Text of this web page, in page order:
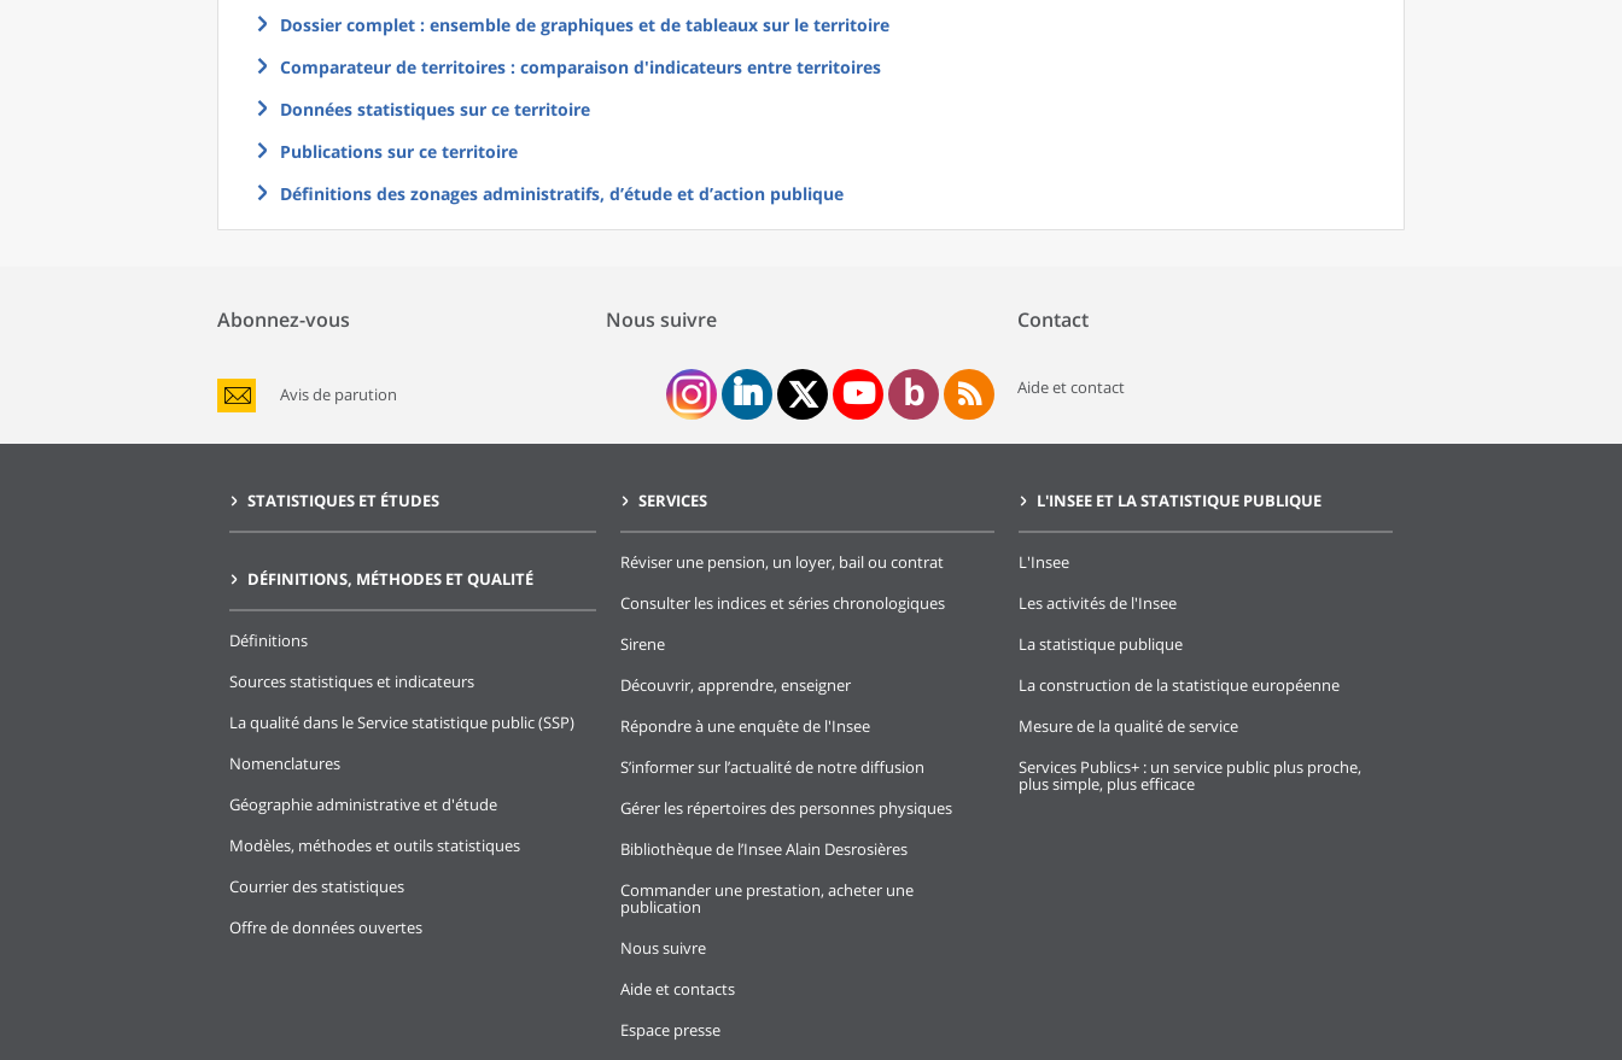
Dossier complet : ensemble de graphiques et de tableaux sur le territoire
Comparateur de territoires : comparaison d'indicateurs entre territoires
Données statistiques sur ce territoire
Publications sur ce territoire
Définitions des zonages administratifs, d’étude et d’action publique
Abonnez-vous
Avis de parution
Nous suivre Contact
Aide et contact
STATISTIQUES ET ÉTUDES
DÉFINITIONS, MÉTHODES ET QUALITÉ
Définitions
Sources statistiques et indicateurs
La qualité dans le Service statistique public (SSP)
Nomenclatures
Géographie administrative et d'étude
Modèles, méthodes et outils statistiques
Courrier des statistiques
Offre de données ouvertes
SERVICES
Réviser une pension, un loyer, bail ou contrat
Consulter les indices et séries chronologiques
Sirene
Découvrir, apprendre, enseigner
Répondre à une enquête de l'Insee
S’informer sur l’actualité de notre diffusion
Gérer les répertoires des personnes physiques
Bibliothèque de l’Insee Alain Desrosières
Commander une prestation, acheter une
publication
Nous suivre
Aide et contacts
Espace presse
L'INSEE ET LA STATISTIQUE PUBLIQUE
L'Insee
Les activités de l'Insee
La statistique publique
La construction de la statistique européenne
Mesure de la qualité de service
Services Publics+ : un service public plus proche,
plus simple, plus efficace